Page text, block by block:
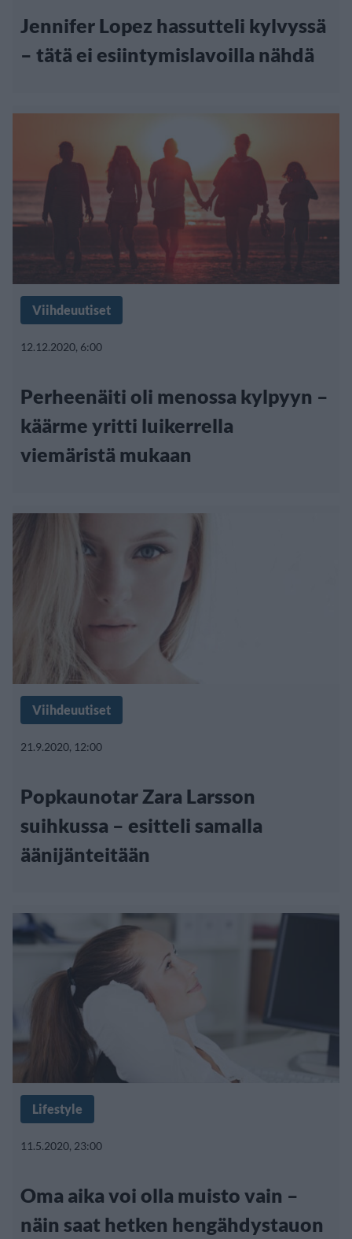
Jennifer Lopez hassutteli kylvyssä
– tätä ei esiintymislavoilla nähdä
Viihdeuutiset
12.12.2020, 6:00
Perheenäiti oli menossa kylpyyn –
käärme yritti luikerrella
viemäristä mukaan
Viihdeuutiset
21.9.2020, 12:00
Popkaunotar Zara Larsson
suihkussa – esitteli samalla
äänijänteitään
Lifestyle
11.5.2020, 23:00
Oma aika voi olla muisto vain –
näin saat hetken hengähdystauon